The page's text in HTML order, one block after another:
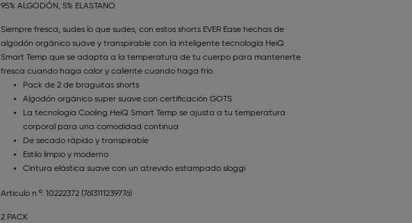
95% ALGODÓN, 5% ELASTANO
Siempre fresca, sudes lo que sudes, con estos shorts EVER Ease hechas de
algodón orgánico suave y transpirable con la inteligente tecnología HeiQ
Smart Temp que se adapta a la temperatura de tu cuerpo para mantenerte
fresca cuando haga calor y caliente cuando haga frío.
Pack de 2 de braguitas shorts
Algodón orgánico super suave con certificación GOTS
La tecnología Cooling HeiQ Smart Temp se ajusta a tu temperatura
corporal para una comodidad continua
De secado rápido y transpirable
Estilo limpio y moderno
Cintura elástica suave con un atrevido estampado sloggi
Artículo n.º: 10222372 (7613111239776)
2 PACK